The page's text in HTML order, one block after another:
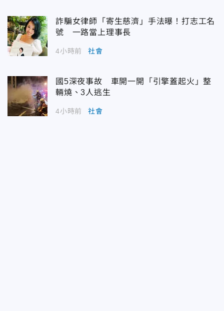
詐騙女律師「寄生慈濟」手法曝！打志工名
號 一路當上理事長
4小時前 社會
國5深夜事故 車開一開「引擎蓋起火」整
輛燒、3人逃生
4小時前 社會